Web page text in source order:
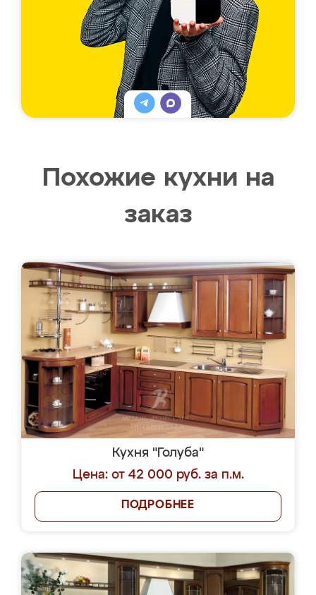
Похожие кухни на
заказ
Кухня "Голуба"
Цена: от 42 000 руб. за п.м.
ПОДРОБНЕЕ